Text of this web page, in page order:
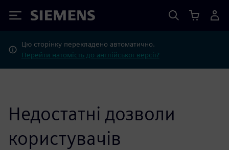
Siemens
Цю сторінку перекладено автоматично.
Перейти натомість до англійської версії?
Недостатні дозволи
користувачів